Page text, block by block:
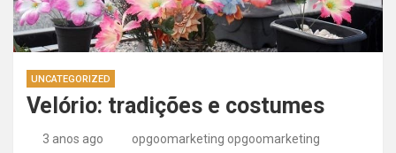
UNCATEGORIZED
Velório: tradições e costumes
3 anos ago
opgoomarketing opgoomarketing